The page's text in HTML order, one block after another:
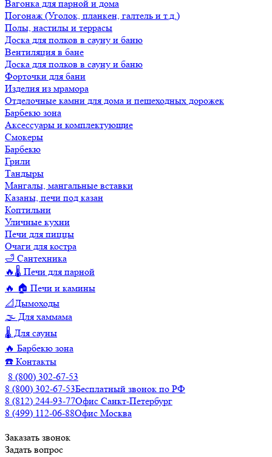
Вагонка для парной и дома
Погонаж (Уголок, планкен, галтель и т.д.)
Полы, настилы и террасы
Доска для полков в сауну и баню
Вентиляция в бане
Доска для полков в сауну и баню
Форточки для бани
Изделия из мрамора
Отделочные камни для дома и пешеходных дорожек
Барбекю зона
Аксессуары и комплектующие
Смокеры
Барбекю
Грили
Тандыры
Мангалы, мангальные вставки
Казаны, печи под казан
Коптильни
Уличные кухни
Печи для пиццы
Очаги для костра
🛁 Сантехника
🔥🌡️ Печи для парной
🔥 🏠 Печи и камины
📐Дымоходы
🌫️ Для хаммама
🌡️ Для сауны
🔥 Барбекю зона
☎️ Контакты
8 (800) 302-67-53
8 (800) 302-67-53Бесплатный звонок по РФ
8 (812) 244-93-77Офис Санкт-Петербург
8 (499) 112-06-88Офис Москва
Заказать звонок
Задать вопрос